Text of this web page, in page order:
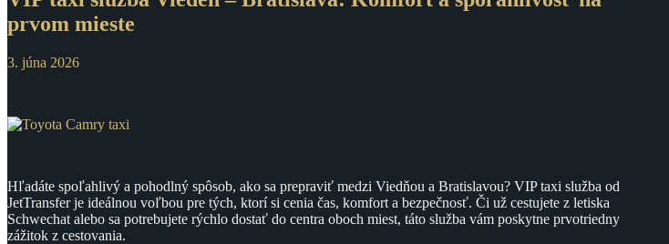
prvom mieste
3. júna 2026
Hľadáte spoľahlivý a pohodlný spôsob, ako sa prepraviť medzi Viedňou a Bratislavou? VIP taxi služba od
JetTransfer je ideálnou voľbou pre tých, ktorí si cenia čas, komfort a bezpečnosť. Či už cestujete z letiska
Schwechat alebo sa potrebujete rýchlo dostať do centra oboch miest, táto služba vám poskytne prvotriedny
zážitok z cestovania.